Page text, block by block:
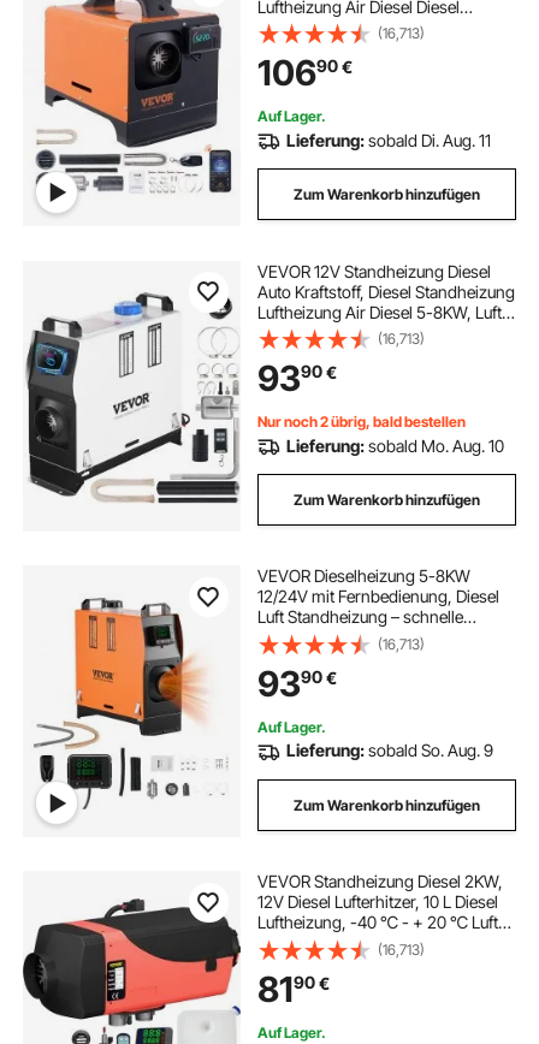
Luftheizung Air Diesel Diesel
Standheizung Lufterhitzer, 0,16–
0,62 L/Std. Auto-Dieselheizung mit
LCD-Display & Fernbedienung &
Bluetooth-APP-Steuerung
(16,713)
10690€
Auf Lager.
Lieferung:sobald Di. Aug. 11
Zum Warenkorb hinzufügen
VEVOR 12V Standheizung Diesel
Auto Kraftstoff, Diesel Standheizung
Luftheizung Air Diesel 5-8KW, Luft
Dieselheizung, für Auto RV Boote
LKW Wohnmobil Bus(mit Rot LCD
schalter & 1 Luftauslass)
(16,713)
9390€
Nur noch 2 übrig, bald bestellen
Lieferung:sobald Mo. Aug. 10
Zum Warenkorb hinzufügen
VEVOR Dieselheizung 5-8KW
12/24V mit Fernbedienung, Diesel
Luft Standheizung – schnelle
Erwärmung mit digitaler
Farbanzeige & Sprachansage
(16,713)
9390€
Auf Lager.
Lieferung:sobald So. Aug. 9
Zum Warenkorb hinzufügen
VEVOR Standheizung Diesel 2KW,
12V Diesel Lufterhitzer, 10 L Diesel
Luftheizung, -40 ℃ - + 20 ℃ Luft
Diesel Heizung mit LCD Bildschirm
LCD Schalter Schalldämpfer, Air
Heater Heizung Aluminium Heizung
(16,713)
8190€
Auf Lager.